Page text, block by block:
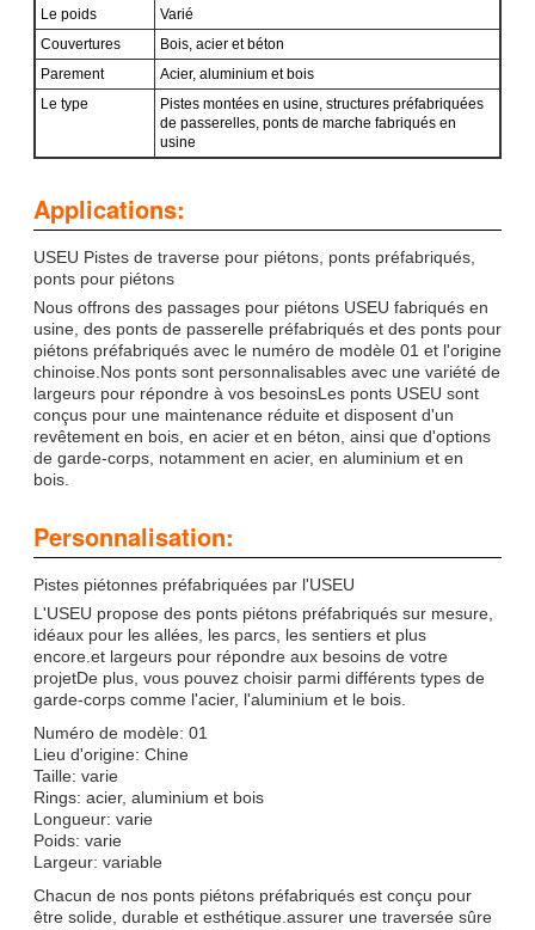
Le poids
Varié
Couvertures
Bois, acier et béton
Parement
Acier, aluminium et bois
Le type
Pistes montées en usine, structures préfabriquées
de passerelles, ponts de marche fabriqués en
usine
Applications:
USEU Pistes de traverse pour piétons, ponts préfabriqués,
ponts pour piétons
Nous offrons des passages pour piétons USEU fabriqués en
usine, des ponts de passerelle préfabriqués et des ponts pour
piétons préfabriqués avec le numéro de modèle 01 et l'origine
chinoise.Nos ponts sont personnalisables avec une variété de
largeurs pour répondre à vos besoinsLes ponts USEU sont
conçus pour une maintenance réduite et disposent d'un
revêtement en bois, en acier et en béton, ainsi que d'options
de garde-corps, notamment en acier, en aluminium et en
bois.
Personnalisation:
Pistes piétonnes préfabriquées par l'USEU
L'USEU propose des ponts piétons préfabriqués sur mesure,
idéaux pour les allées, les parcs, les sentiers et plus
encore.et largeurs pour répondre aux besoins de votre
projetDe plus, vous pouvez choisir parmi différents types de
garde-corps comme l'acier, l'aluminium et le bois.
Numéro de modèle: 01
Lieu d'origine: Chine
Taille: varie
Rings: acier, aluminium et bois
Longueur: varie
Poids: varie
Largeur: variable
Chacun de nos ponts piétons préfabriqués est conçu pour
être solide, durable et esthétique.assurer une traversée sûre